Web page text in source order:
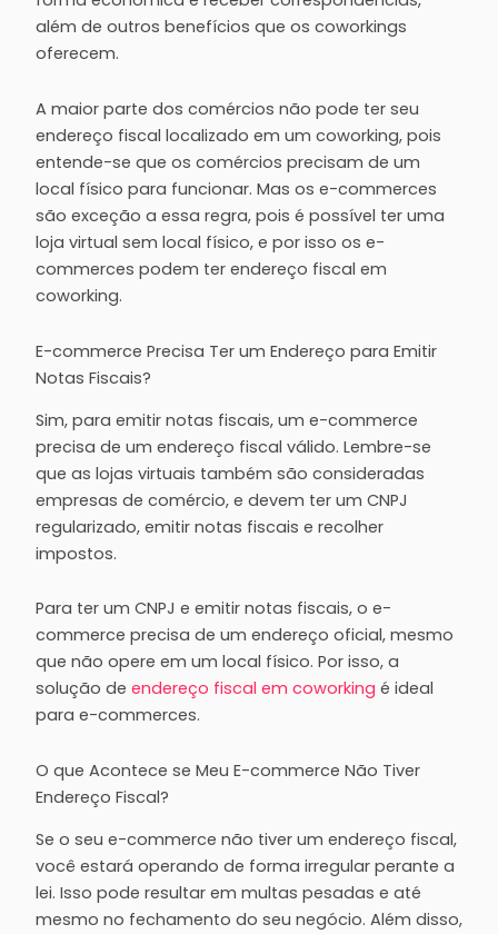
além de outros benefícios que os coworkings
oferecem.
A maior parte dos comércios não pode ter seu
endereço fiscal localizado em um coworking, pois
entende-se que os comércios precisam de um
local físico para funcionar. Mas os e-commerces
são exceção a essa regra, pois é possível ter uma
loja virtual sem local físico, e por isso os e-
commerces podem ter endereço fiscal em
coworking.
E-commerce Precisa Ter um Endereço para Emitir
Notas Fiscais?
Sim, para emitir notas fiscais, um e-commerce
precisa de um endereço fiscal válido. Lembre-se
que as lojas virtuais também são consideradas
empresas de comércio, e devem ter um CNPJ
regularizado, emitir notas fiscais e recolher
impostos.
Para ter um CNPJ e emitir notas fiscais, o e-
commerce precisa de um endereço oficial, mesmo
que não opere em um local físico. Por isso, a
solução de endereço fiscal em coworking é ideal
para e-commerces.
O que Acontece se Meu E-commerce Não Tiver
Endereço Fiscal?
Se o seu e-commerce não tiver um endereço fiscal,
você estará operando de forma irregular perante a
lei. Isso pode resultar em multas pesadas e até
mesmo no fechamento do seu negócio. Além disso,